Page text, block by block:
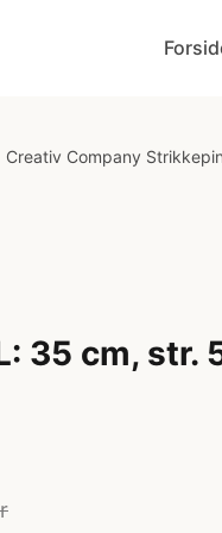
Creativ Company
35 cm, str.